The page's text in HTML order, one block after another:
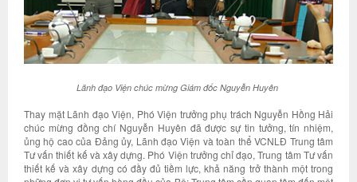
Lãnh đạo Viện chúc mừng Giám đốc Nguyễn Huyên
Thay mặt Lãnh đạo Viện, Phó Viện trưởng phụ trách Nguyễn Hồng Hải
chúc mừng đồng chí Nguyễn Huyên đã được sự tin tưởng, tín nhiệm,
ủng hộ cao của Đảng ủy, Lãnh đạo Viện và toàn thể VCNLĐ Trung tâm
Tư vấn thiết kế và xây dựng. Phó Viện trưởng chỉ đạo, Trung tâm Tư vấn
thiết kế và xây dựng có đầy đủ tiềm lực, khả năng trở thành một trong